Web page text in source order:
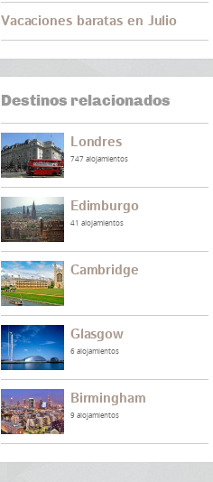
Vacaciones baratas en Julio
Destinos relacionados
Londres
747 alojamientos
Edimburgo
41 alojamientos
Cambridge
Glasgow
6 alojamientos
Birmingham
9 alojamientos